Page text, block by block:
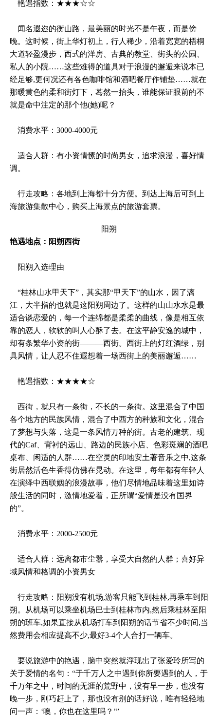
艳遇指数：★★★☆☆
闻名遐迩的衡山路，最美丽的时光不是午夜，而是傍
晚。这时候，街上华灯初上，行人稀少，沿着宽宽的梧桐
大道轻盈漫步，西式的洋房、古典的教堂、街头的公园、
私人的小院……这些难得的道具对于浪漫的邂逅来说本已
经足够,更何况还有各色咖啡馆和酒吧餐厅作铺垫……就在
那暖黄色的柔和街灯下，蓦然一抬头，谁能保证眼前的不
就是命中注定的那个他(她)呢？
消费水平：3000-4000元
适合人群：有小资情愫的时尚男女，追求浪漫，喜好情
调。
行走攻略：各地到上海都十分方便。到达上海后可到上
海旅游集散中心，购买上海景点的旅游套票。
阳朔
艳遇地点：阳朔西街
阳朔入选理由
“桂林山水甲天下”，其实那“甲天下”的山水，因了漓
江，大半指的也就是这阳朔周边了。这样的山山水水是最
适合谈恋爱的，每一个连绵都是柔柔的曲线，像是相互依
靠的恋人，软软的叫人心酥了去。在这平静安逸的城中，
却有条繁华小资的街———西街。西街上的灯红酒绿，别
具风情，让人忍不住遐想着一场西街上的美丽邂逅……
艳遇指数：★★★★☆
西街，就只有一条街，不长的一条街。这里混合了中国
各个地方的民族风情，混合了中西方的种族和文化，混合
了梦想与失落，这是一条风情万种的街。古老的建筑、现
代的Caf、背衬的远山、路边的民族小店、色彩斑斓的酒吧
桌布、闲适的人群……在空灵的印地安土著音乐之中,这条
街居然活色生香得仿佛在晃动。在这里，每年都有年轻人
在演绎中西联姻的浪漫故事，他们尽情地品味着这里如诗
般生活的同时，激情地爱着，正所谓“爱情是没有国界
的”。
消费水平：2000-2500元
适合人群：远离都市尘嚣，享受大自然的人群；喜好异
域风情和格调的小资男女
行走攻略：阳朔没有机场,游客只能飞到桂林,再乘车到阳
朔。从机场可以乘坐机场巴士到桂林市内,然后乘桂林至阳
朔的班车,如果直接从机场打车到阳朔的话节省不少时间,当
然费用会相应提高不少,最好3-4个人合打一辆车。
要说旅游中的艳遇，脑中突然就浮现出了张爱玲所写的
关于爱情的名句：“于千万人之中遇到你所要遇到的人，于
千万年之中，时间的无涯的荒野中，没有早一步，也没有
晚一步，刚巧赶上了，那也没有别的话好说，唯有轻轻地
问一声：‘噢，你也在这里吗？’”